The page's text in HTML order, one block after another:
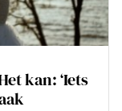
kan: ‘Iets